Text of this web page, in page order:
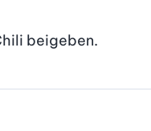
beigeben.